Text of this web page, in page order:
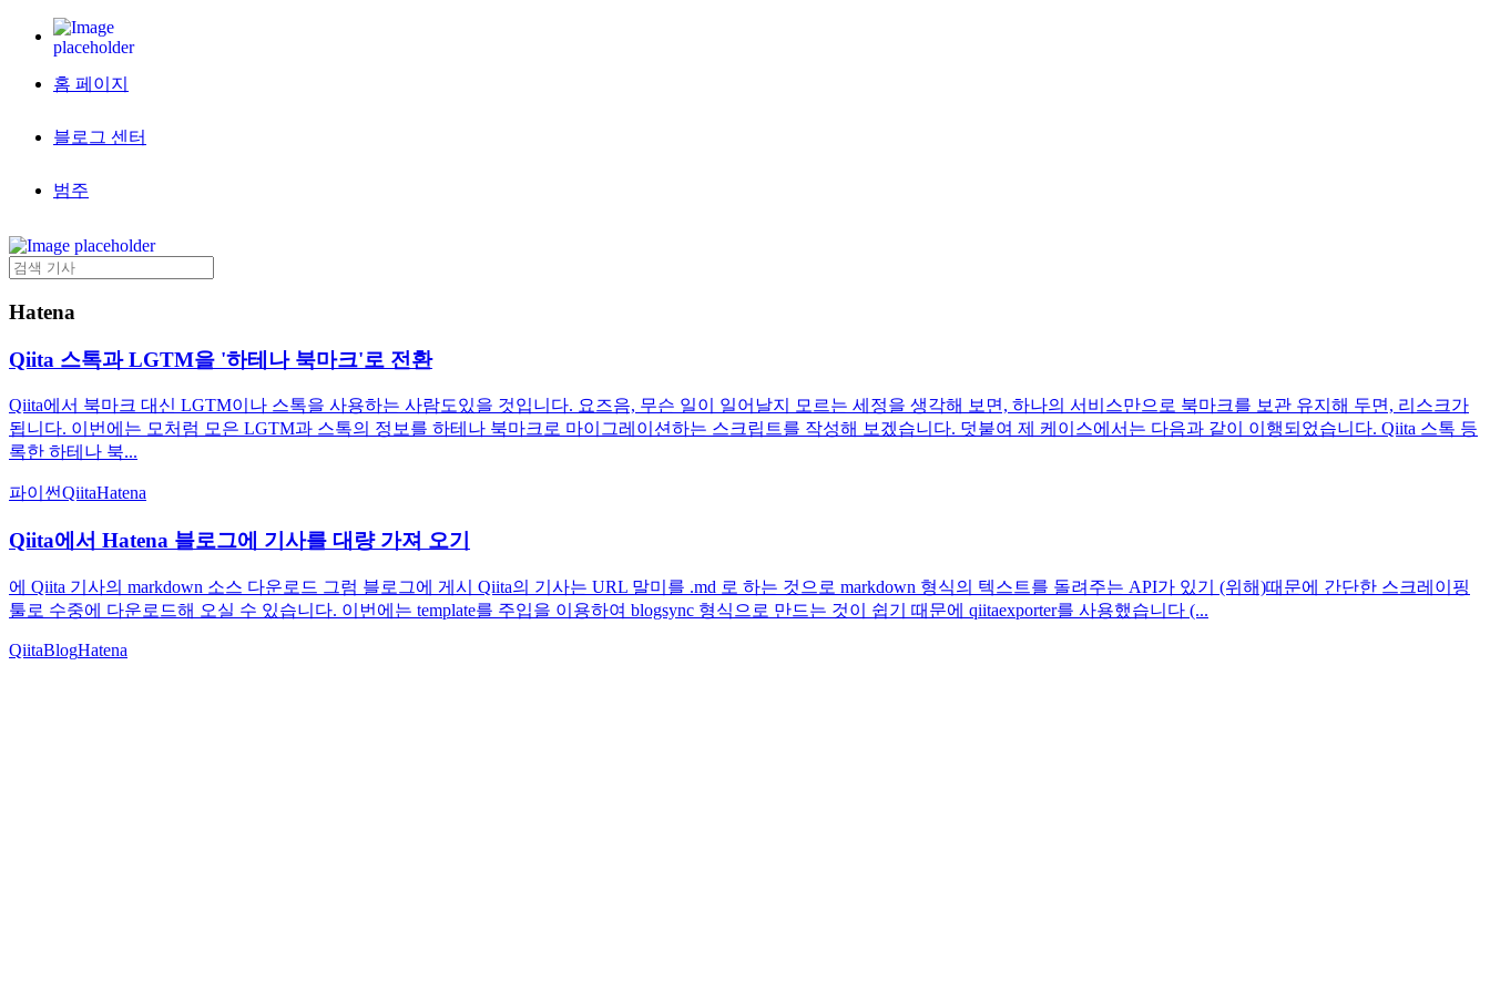
홈 페이지
블로그 센터
범주
Hatena
Qiita 스톡과 LGTM을 '하테나 북마크'로 전환
Qiita에서 북마크 대신 LGTM이나 스톡을 사용하는 사람도있을 것입니다. 요즈음, 무슨 일이 일어날지 모르는 세정을 생각해 보면, 하나의 서비스만으로 북마크를 보관 유지해 두면, 리스크가
됩니다. 이번에는 모처럼 모은 LGTM과 스톡의 정보를 하테나 북마크로 마이그레이션하는 스크립트를 작성해 보겠습니다. 덧붙여 제 케이스에서는 다음과 같이 이행되었습니다. Qiita 스톡 등
록한 하테나 북...
파이썬QiitaHatena
Qiita에서 Hatena 블로그에 기사를 대량 가져 오기
에 Qiita 기사의 markdown 소스 다운로드 그럼 블로그에 게시 Qiita의 기사는 URL 말미를 .md 로 하는 것으로 markdown 형식의 텍스트를 돌려주는 API가 있기 (위해)때문에 간단한 스크레이핑
툴로 수중에 다운로드해 오실 수 있습니다. 이번에는 template를 주입을 이용하여 blogsync 형식으로 만드는 것이 쉽기 때문에 qiitaexporter를 사용했습니다 (...
QiitaBlogHatena